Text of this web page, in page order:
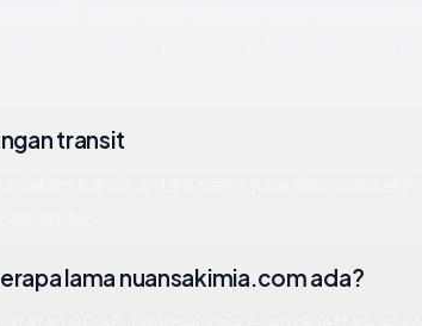
transit
lama nuansakimia.com ada?